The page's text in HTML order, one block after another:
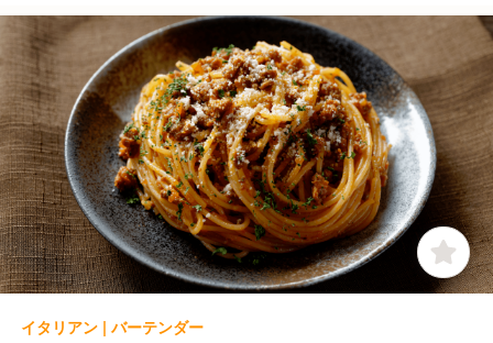
イタリアン | バーテンダー